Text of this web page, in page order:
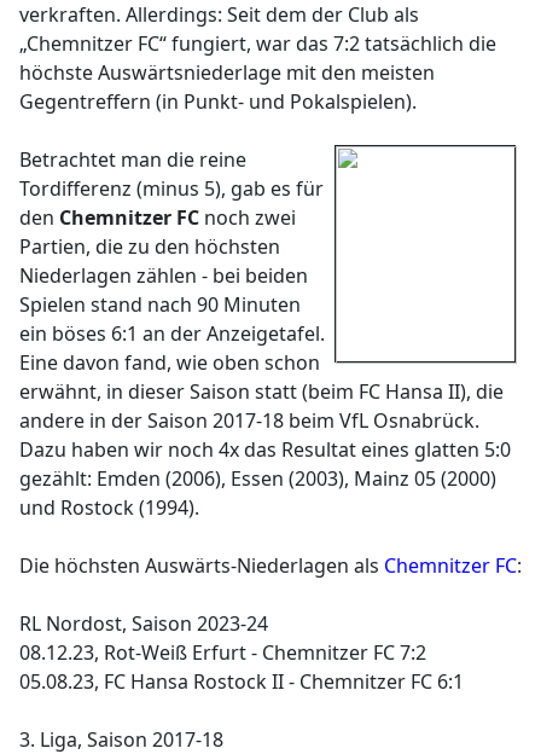
verkraften. Allerdings: Seit dem der Club als
„Chemnitzer FC“ fungiert, war das 7:2 tatsächlich die
höchste Auswärtsniederlage mit den meisten
Gegentreffern (in Punkt- und Pokalspielen).
Betrachtet man die reine
Tordifferenz (minus 5), gab es für
den Chemnitzer FC noch zwei
Partien, die zu den höchsten
Niederlagen zählen - bei beiden
Spielen stand nach 90 Minuten
ein böses 6:1 an der Anzeigetafel.
Eine davon fand, wie oben schon
erwähnt, in dieser Saison statt (beim FC Hansa II), die
andere in der Saison 2017-18 beim VfL Osnabrück.
Dazu haben wir noch 4x das Resultat eines glatten 5:0
gezählt: Emden (2006), Essen (2003), Mainz 05 (2000)
und Rostock (1994).
Die höchsten Auswärts-Niederlagen als Chemnitzer FC:
RL Nordost, Saison 2023-24
08.12.23, Rot-Weiß Erfurt - Chemnitzer FC 7:2
05.08.23, FC Hansa Rostock II - Chemnitzer FC 6:1
3. Liga, Saison 2017-18